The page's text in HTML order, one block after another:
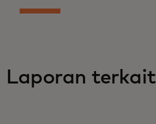
Laporan terkait